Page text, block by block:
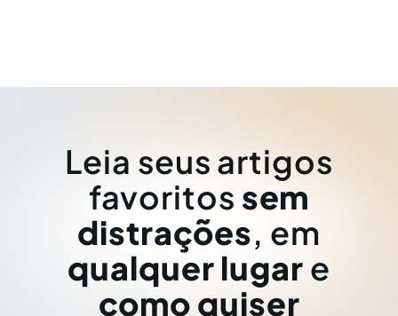
Leia seus artigos
favoritos sem
distrações, em
qualquer lugar e
como quiser